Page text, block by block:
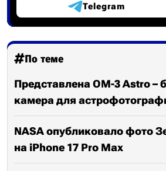
Telegram
По теме
Представлена OM-3 Astro –
камера для
NASA опубликовало фото
на iPhone 17 Pro Max